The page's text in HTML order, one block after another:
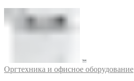
Оргтехника и офисное оборудование